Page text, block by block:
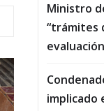
Ministro
“trámites
implicado